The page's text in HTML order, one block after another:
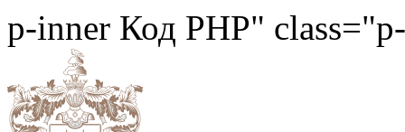
p-inner Код PHP"